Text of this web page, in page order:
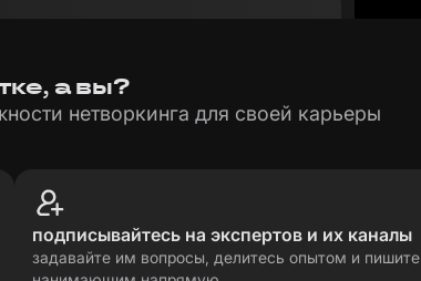
а вы?
нетворкинга для своей карьеры
подписывайтесь на экспертов и их каналы
задавайте им вопросы, делитесь опытом и пишите